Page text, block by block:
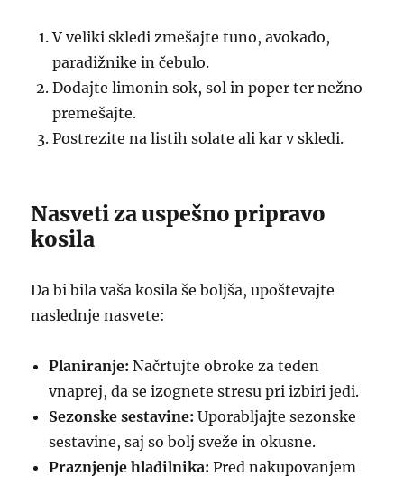
V veliki skledi zmešajte tuno, avokado,
paradižnike in čebulo.
Dodajte limonin sok, sol in poper ter nežno
premešajte.
Postrezite na listih solate ali kar v skledi.
Nasveti za uspešno pripravo
kosila
Da bi bila vaša kosila še boljša, upoštevajte
naslednje nasvete:
Planiranje: Načrtujte obroke za teden
vnaprej, da se izognete stresu pri izbiri jedi.
Sezonske sestavine: Uporabljajte sezonske
sestavine, saj so bolj sveže in okusne.
Praznjenje hladilnika: Pred nakupovanjem